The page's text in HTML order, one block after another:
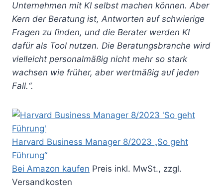
Unternehmen mit KI selbst machen können. Aber
Kern der Beratung ist, Antworten auf schwierige
Fragen zu finden, und die Berater werden KI
dafür als Tool nutzen. Die Beratungsbranche wird
vielleicht personalmäßig nicht mehr so stark
wachsen wie früher, aber wertmäßig auf jeden
Fall.“.
Harvard Business Manager 8/2023 „So geht
Führung“
Bei Amazon kaufen Preis inkl. MwSt., zzgl.
Versandkosten